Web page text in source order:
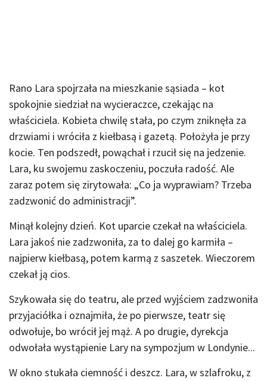
Rano Lara spojrzała na mieszkanie sąsiada – kot
spokojnie siedział na wycieraczce, czekając na
właściciela. Kobieta chwilę stała, po czym zniknęła za
drzwiami i wróciła z kiełbasą i gazetą. Położyła je przy
kocie. Ten podszedł, powąchał i rzucił się na jedzenie.
Lara, ku swojemu zaskoczeniu, poczuła radość. Ale
zaraz potem się zirytowała: „Co ja wyprawiam? Trzeba
zadzwonić do administracji”.
Minął kolejny dzień. Kot uparcie czekał na właściciela.
Lara jakoś nie zadzwoniła, za to dalej go karmiła –
najpierw kiełbasą, potem karmą z saszetek. Wieczorem
czekał ją cios.
Szykowała się do teatru, ale przed wyjściem zadzwoniła
przyjaciółka i oznajmiła, że po pierwsze, teatr się
odwołuje, bo wrócił jej mąż. A po drugie, dyrekcja
odwołała wystąpienie Lary na sympozjum w Londynie...
W okno stukała ciemność i deszcz. Lara, w szlafroku, z